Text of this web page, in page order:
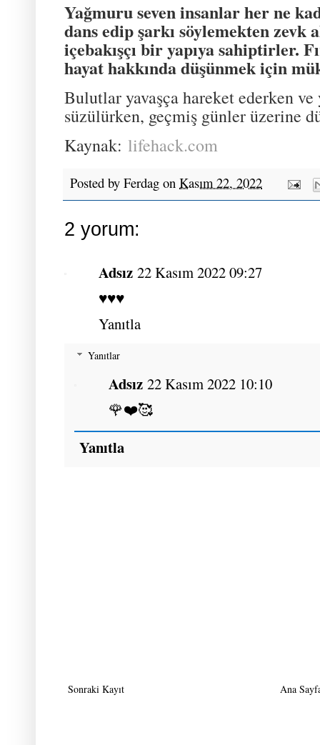
Yağmuru seven insanlar her ne
dans edip şarkı söylemekten zevk
içebakışçı bir yapıya sahiptirler.
hayat hakkında düşünmek için
Bulutlar yavaşça hareket ederken
süzülürken, geçmiş günler üzerine
Kaynak: lifehack.com
Posted by Ferdag on Kasım 22, 2022
2 yorum:
Adsız 22 Kasım 2022 09:27
♥️♥️♥️
Yanıtla
Yanıtlar
Adsız 22 Kasım 2022 10:10
🌹❤️🥰
Yanıtla
Sonraki Kayıt Ana